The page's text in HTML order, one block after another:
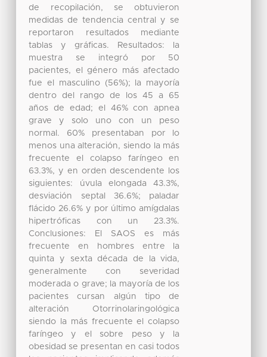
de recopilación, se obtuvieron
medidas de tendencia central y se
reportaron resultados mediante
tablas y gráficas. Resultados: la
muestra se integró por 50
pacientes, el género más afectado
fue el masculino (56%); la mayoría
dentro del rango de los 45 a 65
años de edad; el 46% con apnea
grave y solo uno con un peso
normal. 60% presentaban por lo
menos una alteración, siendo la más
frecuente el colapso faríngeo en
63.3%, y en orden descendente los
siguientes: úvula elongada 43.3%,
desviación septal 36.6%; paladar
flácido 26.6% y por último amígdalas
hipertróficas con un 23.3%.
Conclusiones: El SAOS es más
frecuente en hombres entre la
quinta y sexta década de la vida,
generalmente con severidad
moderada o grave; la mayoría de los
pacientes cursan algún tipo de
alteración Otorrinolaringológica
siendo la más frecuente el colapso
faríngeo y el sobre peso y la
obesidad se presentan en casi todos